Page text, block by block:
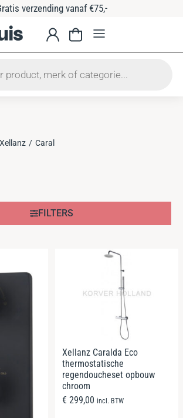
verzending vanaf €75,-
Xellanz Caral
FILTERS
Xellanz Caralda Eco
thermostatische
regendoucheset opbouw
chroom
€ 299,00 incl. BTW